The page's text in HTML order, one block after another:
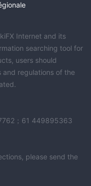
Internet and its
searching tool for
users should
regulations of the
；61 449895363
please send the